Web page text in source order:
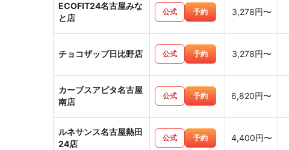
ECOFIT24名古屋みな
と店
公式 予約 3,278円〜
チョコザップ日比野店 公式 予約 3,278円〜
カーブスアピタ名古屋
南店
公式 予約 6,820円〜
ルネサンス名古屋熱田
24店
公式 予約 4,400円〜